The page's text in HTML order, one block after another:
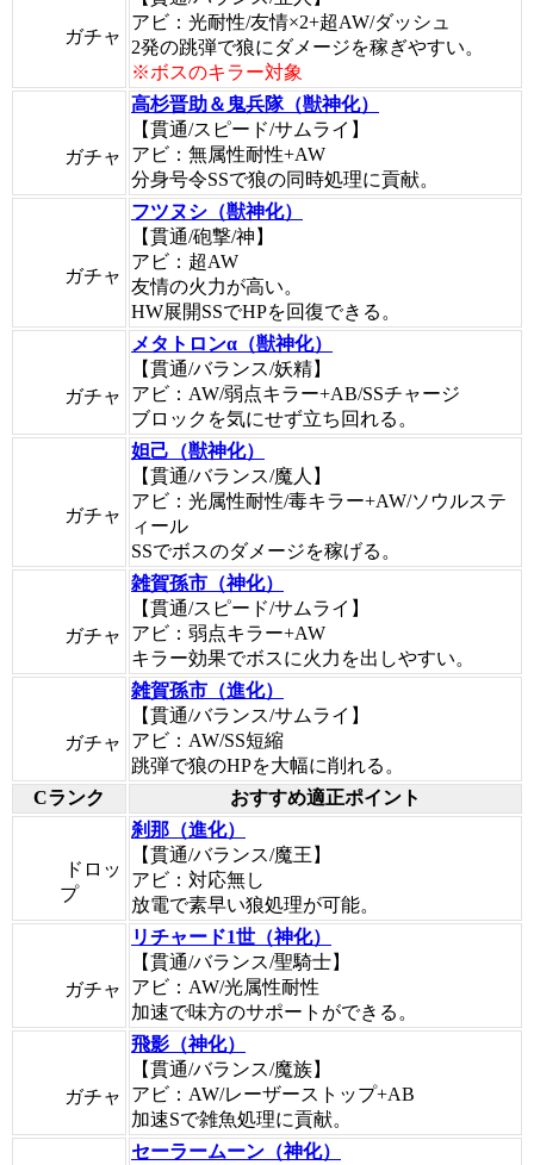
ガチャ
アビ：光耐性/友情×2+超AW/ダッシュ
2発の跳弾で狼にダメージを稼ぎやすい。
※ボスのキラー対象
ガチャ
高杉晋助＆鬼兵隊（獣神化）
【貫通/スピード/サムライ】
アビ：無属性耐性+AW
分身号令SSで狼の同時処理に貢献。
ガチャ
フツヌシ（獣神化）
【貫通/砲撃/神】
アビ：超AW
友情の火力が高い。
HW展開SSでHPを回復できる。
ガチャ
メタトロンα（獣神化）
【貫通/バランス/妖精】
アビ：AW/弱点キラー+AB/SSチャージ
ブロックを気にせず立ち回れる。
ガチャ
妲己（獣神化）
【貫通/バランス/魔人】
アビ：光属性耐性/毒キラー+AW/ソウルステ
ィール
SSでボスのダメージを稼げる。
ガチャ
雑賀孫市（神化）
【貫通/スピード/サムライ】
アビ：弱点キラー+AW
キラー効果でボスに火力を出しやすい。
ガチャ
雑賀孫市（進化）
【貫通/バランス/サムライ】
アビ：AW/SS短縮
跳弾で狼のHPを大幅に削れる。
Cランク
おすすめ適正ポイント
ドロッ
プ
刹那（進化）
【貫通/バランス/魔王】
アビ：対応無し
放電で素早い狼処理が可能。
ガチャ
リチャード1世（神化）
【貫通/バランス/聖騎士】
アビ：AW/光属性耐性
加速で味方のサポートができる。
ガチャ
飛影（神化）
【貫通/バランス/魔族】
アビ：AW/レーザーストップ+AB
加速Sで雑魚処理に貢献。
セーラームーン（神化）